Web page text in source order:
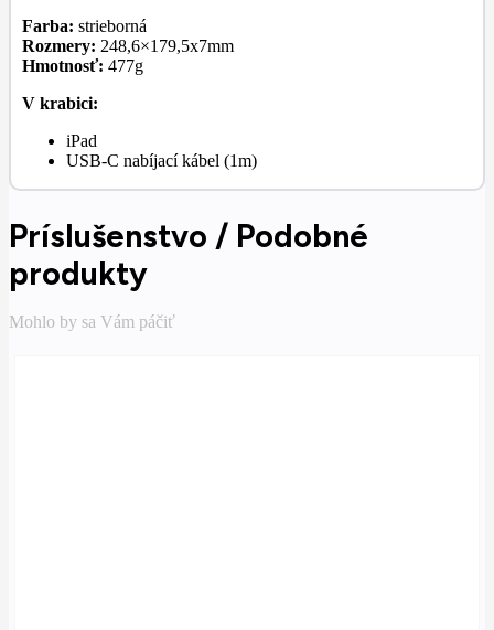
Farba: strieborná
Rozmery: 248,6×179,5x7mm
Hmotnosť: 477g
V krabici:
iPad
USB-C nabíjací kábel (1m)
Príslušenstvo / Podobné
produkty
Mohlo by sa Vám páčiť